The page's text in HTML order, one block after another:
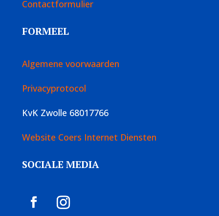
Contactformulier
FORMEEL
Algemene voorwaarden
Privacyprotocol
KvK Zwolle 68017766
Website Coers Internet Diensten
SOCIALE MEDIA